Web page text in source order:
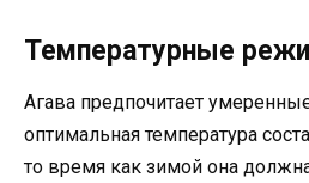
Температурные
Агава предпочитает
оптимальная температура
то время как зимой она